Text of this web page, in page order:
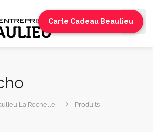
Carte Cadeau Beaulieu
La Rochelle
Produits